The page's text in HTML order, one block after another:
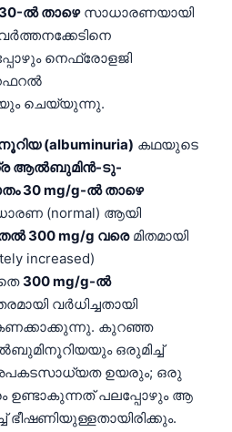
30-ൽ താഴെസാധാരണയായി
നെഫ്രോളജി
ചെയ്യുന്നു.
(albuminuria) കഥയുടെ
ആൽബുമിൻ-ടു-
30 mg/g-ൽ താഴെ
(normal) ആയി
300 mg/g വരെമിതമായി
increased)
300 mg/g-ൽ
വർധിച്ചതായി
കണക്കാക്കുന്നു. കുറഞ്ഞ
ഒരുമിച്ച്
ഉയരും; ഒരു
ഉണ്ടാകുന്നത് പലപ്പോഴും ആ
ഭീഷണിയുള്ളതായിരിക്കും.